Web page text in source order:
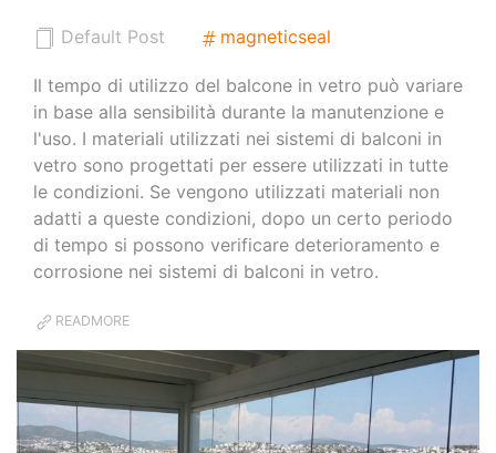
Default Post magneticseal
Il tempo di utilizzo del balcone in vetro può variare
in base alla sensibilità durante la manutenzione e
l'uso. I materiali utilizzati nei sistemi di balconi in
vetro sono progettati per essere utilizzati in tutte
le condizioni. Se vengono utilizzati materiali non
adatti a queste condizioni, dopo un certo periodo
di tempo si possono verificare deterioramento e
corrosione nei sistemi di balconi in vetro.
READMORE